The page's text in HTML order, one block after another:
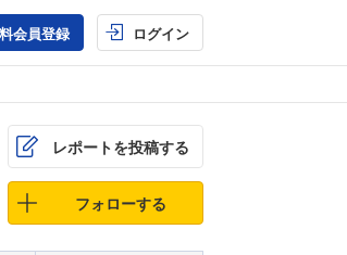
会員登録 ログイン
レポートを投稿する
フォローする